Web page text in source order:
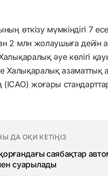
өткізу мүмкіндігі 7
2 млн жолаушыға дейін
әуе көлігі
Халықаралық азаматтық
жоғары
ДА ОҚИ КЕТІҢІЗ
саябақтар
суарылады